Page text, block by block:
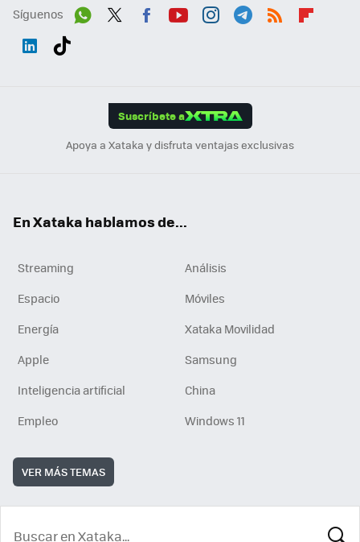
Síguenos
Suscríbete a
Apoya a Xataka y disfruta ventajas exclusivas
En Xataka hablamos de...
Streaming
Análisis
Espacio
Móviles
Energía
Xataka Movilidad
Apple
Samsung
Inteligencia artificial
China
Empleo
Windows 11
VER MÁS TEMAS